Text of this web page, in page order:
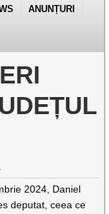
ANUNȚURI
2024, Daniel
deputat, ceea ce